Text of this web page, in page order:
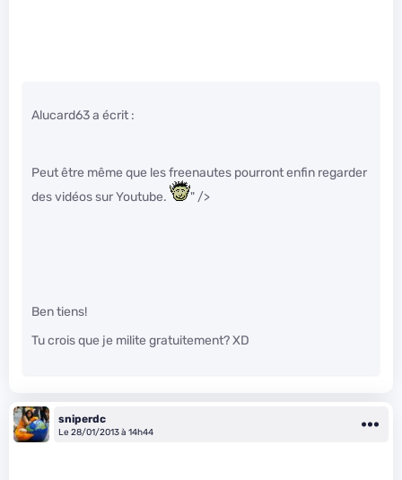
Alucard63 a écrit :
Peut être même que les freenautes pourront enfin regarder
des vidéos sur Youtube.
" />
Ben tiens!
Tu crois que je milite gratuitement? XD
sniperdc
Le 28/01/2013 à 14h44